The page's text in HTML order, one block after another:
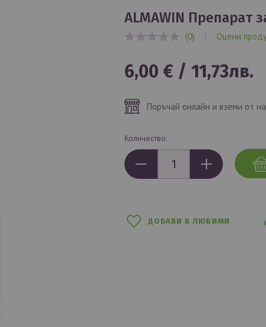
ALMAWIN Препарат
(0) | Оцени
6,00 € / 11,73лв.
Поръчай онлайн и вземи от
Количество:
ДОБАВИ В ЛЮБИМИ